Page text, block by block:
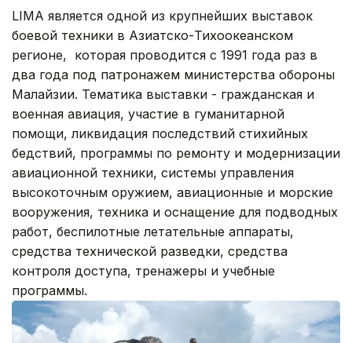
LIMA является одной из крупнейших выставок
боевой техники в Азиатско-Тихоокеанском
регионе, которая проводится с 1991 года раз в
два года под патронажем министерства обороны
Малайзии. Тематика выставки - гражданская и
военная авиация, участие в гуманитарной
помощи, ликвидация последствий стихийных
бедствий, программы по ремонту и модернизации
авиационной техники, системы управления
высокоточным оружием, авиационные и морские
вооружения, техника и оснащение для подводных
работ, беспилотные летательные аппараты,
средства технической разведки, средства
контроля доступа, тренажеры и учебные
программы.